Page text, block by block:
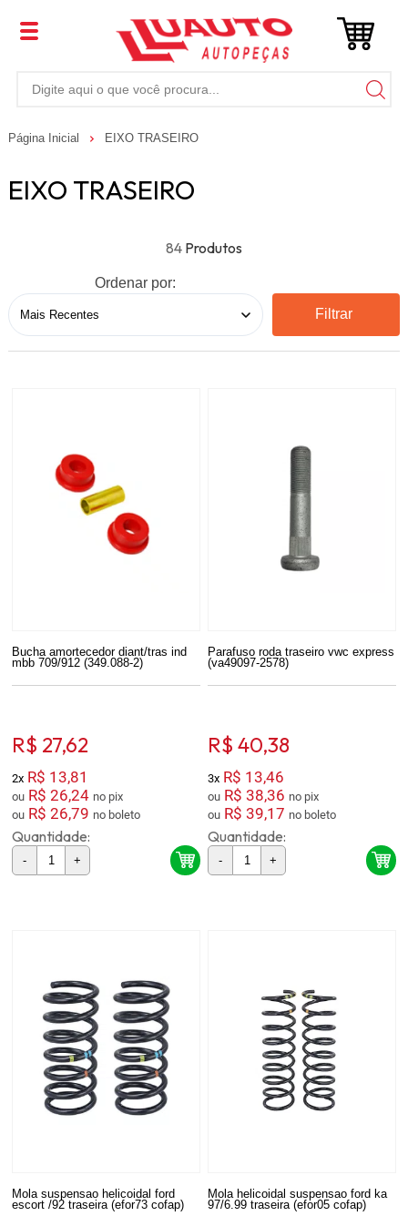
Página Inicial EIXO TRASEIRO
EIXO TRASEIRO
84
Ordenar por:
Filtrar
Bucha amortecedor diant/tras ind
mbb 709/912 (349.088-2)
R$ 27,62
2x R$ 13,81
ou R$ 26,24
no pix
ou R$ 26,79 no boleto
Quantidade:
- +
Parafuso roda traseiro vwc express
(va49097-2578)
R$ 40,38
3x R$ 13,46
ou R$ 38,36
no pix
ou R$ 39,17 no boleto
Quantidade:
- +
Mola suspensao helicoidal ford
escort /92 traseira (efor73 cofap)
Mola helicoidal suspensao ford ka
97/6.99 traseira (efor05 cofap)